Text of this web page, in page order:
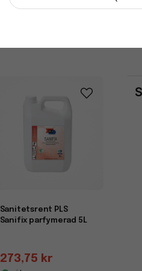
i lager
Sanitetsrent PLS
Sanifix parfymerad 5L
273,75 kr